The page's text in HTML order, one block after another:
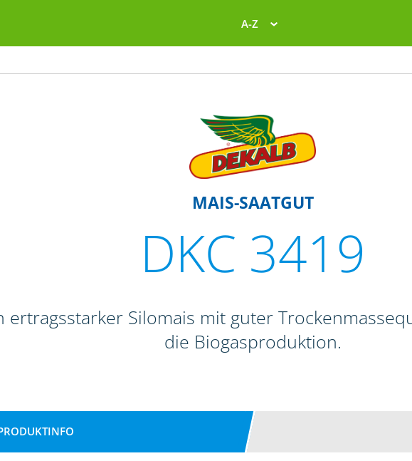
A-Z
MAIS-SAATGUT
DKC 3419
ertragsstarker Silomais mit guter
die Biogasproduktion.